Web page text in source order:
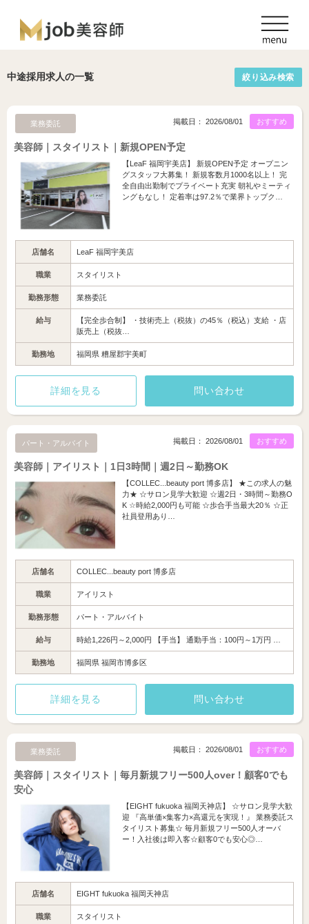
中途採用求人の一覧 絞り込み検索
業務委託 おすすめ
掲載日： 2026/08/01
美容師｜スタイリスト｜新規OPEN予定
【LeaF 福岡宇美店】 新規OPEN予定 オープニン
グスタッフ大募集！ 新規客数月1000名以上！ 完
全自由出勤制でプライベート充実 朝礼やミーティ
ングもなし！ 定着率は97.2％で業界トップク…
店舗名 LeaF 福岡宇美店
職業 スタイリスト
勤務形態 業務委託
給与
【完全歩合制】 ・技術売上（税抜）の45％（税込）支給 ・店
販売上（税抜…
勤務地 福岡県 糟屋郡宇美町
詳細を見る 問い合わせ
パート・アルバイト おすすめ
掲載日： 2026/08/01
美容師｜アイリスト｜1日3時間｜週2日～勤務OK
【COLLEC...beauty port 博多店】 ★この求人の魅
力★ ☆サロン見学大歓迎 ☆週2日・3時間～勤務O
K ☆時給2,000円も可能 ☆歩合手当最大20％ ☆正
社員登用あり…
店舗名 COLLEC...beauty port 博多店
職業 アイリスト
勤務形態 パート・アルバイト
給与 時給1,226円～2,000円 【手当】 通勤手当：100円～1万円 …
勤務地 福岡県 福岡市博多区
詳細を見る 問い合わせ
業務委託 おすすめ
掲載日： 2026/08/01
美容師｜スタイリスト｜毎月新規フリー500人over！顧客0でも
安心
【EIGHT fukuoka 福岡天神店】 ☆サロン見学大歓
迎 『高単価×集客力×高還元を実現！』 業務委託ス
タイリスト募集☆ 毎月新規フリー500人オーバ
ー！入社後は即入客☆顧客0でも安心◎…
店舗名 EIGHT fukuoka 福岡天神店
職業 スタイリスト